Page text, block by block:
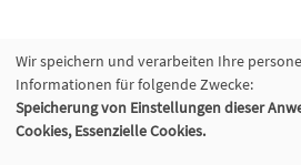
Wir speichern und verarbeiten Ihre
Informationen für folgende Zwecke:
Speicherung von Einstellungen dieser
Cookies, Essenzielle Cookies.